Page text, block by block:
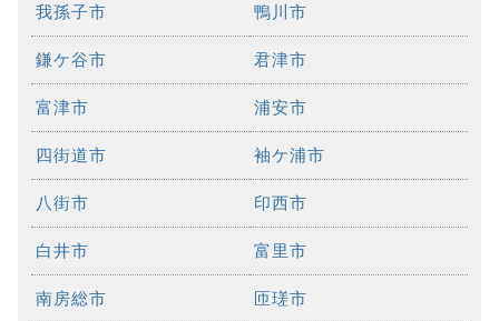
我孫子市 鴨川市
鎌ケ谷市 君津市
富津市 浦安市
四街道市 袖ケ浦市
八街市 印西市
白井市 富里市
南房総市 匝瑳市